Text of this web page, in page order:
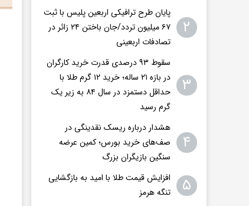
۲
پایان طرح ترافیکی اربعین پلیس با ثبت
۶۷ میلیون تردد/جان باختن ۲۴ زائر در
تصادفات اربعینی
۳
سقوط ۹۳ درصدی قدرت خرید کارگران
در بازه ۲۱ ساله؛ خرید ۱۲ گرم طلا با
حداقل دستمزد در سال ۸۴ به زیر یک
گرم رسید
۴
هشدار درباره ریسک نقدینگی در
صف‌های خرید بورس؛ کمین عرضه
سنگین بازیگران بزرگ
۵
افزایش قیمت طلا با امید به بازگشایی
تنگه هرمز